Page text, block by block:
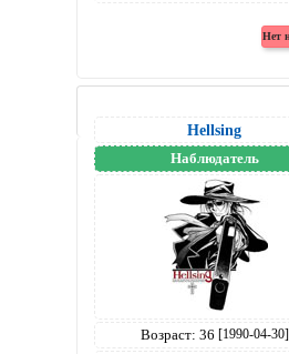
Hellsing
Наблюдатель
Возраст: 36 [1990-04-30]